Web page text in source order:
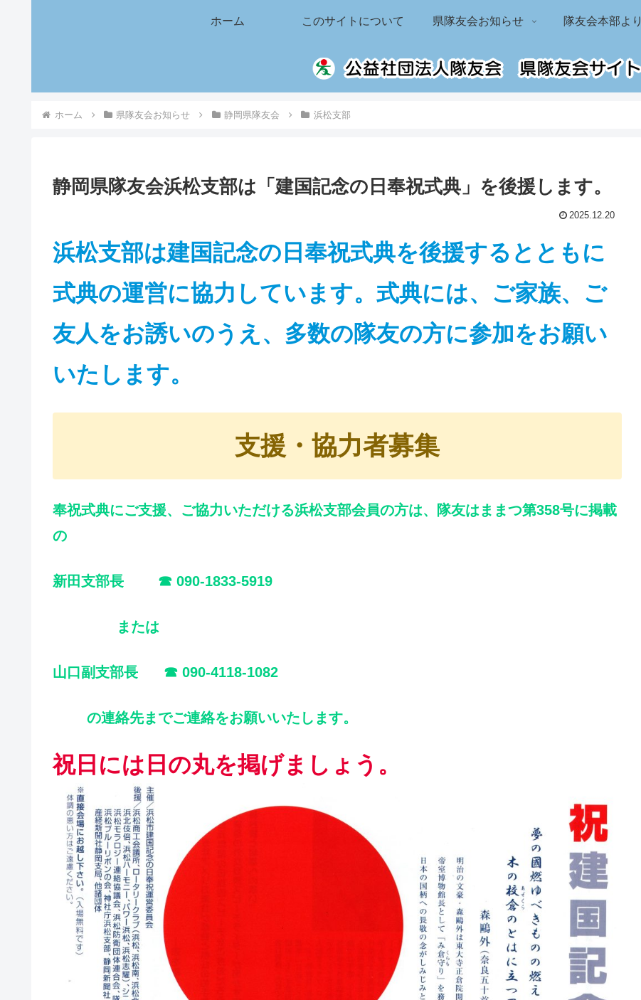
ホーム このサイトについて 県隊友会お知らせ 隊友会本部より
ホーム 県隊友会お知らせ 静岡県隊友会 浜松支部
静岡県隊友会浜松支部は「建国記念の日奉祝式典」を後援します。
2025.12.20
浜松支部は建国記念の日奉祝式典を後援するとともに
式典の運営に協力しています。式典には、ご家族、ご
友人をお誘いのうえ、多数の隊友の方に参加をお願い
いたします。
支援・協力者募集
奉祝式典にご支援、ご協力いただける浜松支部会員の方は、隊友はままつ第358号に掲載
の
新田支部長 ☎ 090-1833-5919
または
山口副支部長 ☎ 090-4118-1082
の連絡先までご連絡をお願いいたします。
祝日には日の丸を掲げましょう。